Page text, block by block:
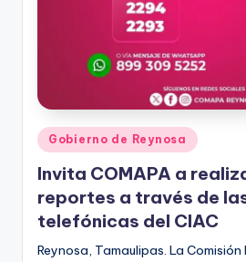
Publicado
en
Gobierno de Reynosa
Invita COMAPA a
reportes a través de
telefónicas del CIAC
Reynosa, Tamaulipas. La